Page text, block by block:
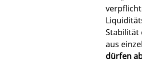
Stabilität
aus
dürfen